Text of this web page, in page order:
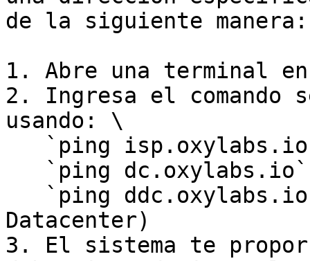
de la siguiente manera:
1. Abre una terminal
2. Ingresa el comando
usando: \
Datacenter)
3. El sistema te